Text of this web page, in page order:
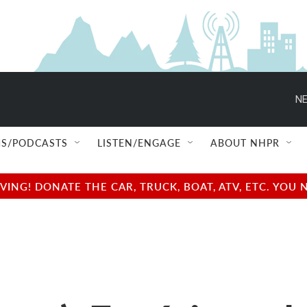
PODCASTS LISTEN/ENGAGE ABOUT NHPR
DONATE THE CAR, TRUCK, BOAT, ATV, ETC.